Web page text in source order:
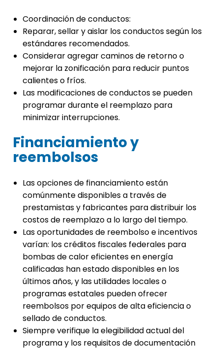
Coordinación de conductos:
Reparar, sellar y aislar los conductos según los
estándares recomendados.
Considerar agregar caminos de retorno o
mejorar la zonificación para reducir puntos
calientes o fríos.
Las modificaciones de conductos se pueden
programar durante el reemplazo para
minimizar interrupciones.
Financiamiento y
reembolsos
Las opciones de financiamiento están
comúnmente disponibles a través de
prestamistas y fabricantes para distribuir los
costos de reemplazo a lo largo del tiempo.
Las oportunidades de reembolso e incentivos
varían: los créditos fiscales federales para
bombas de calor eficientes en energía
calificadas han estado disponibles en los
últimos años, y las utilidades locales o
programas estatales pueden ofrecer
reembolsos por equipos de alta eficiencia o
sellado de conductos.
Siempre verifique la elegibilidad actual del
programa y los requisitos de documentación